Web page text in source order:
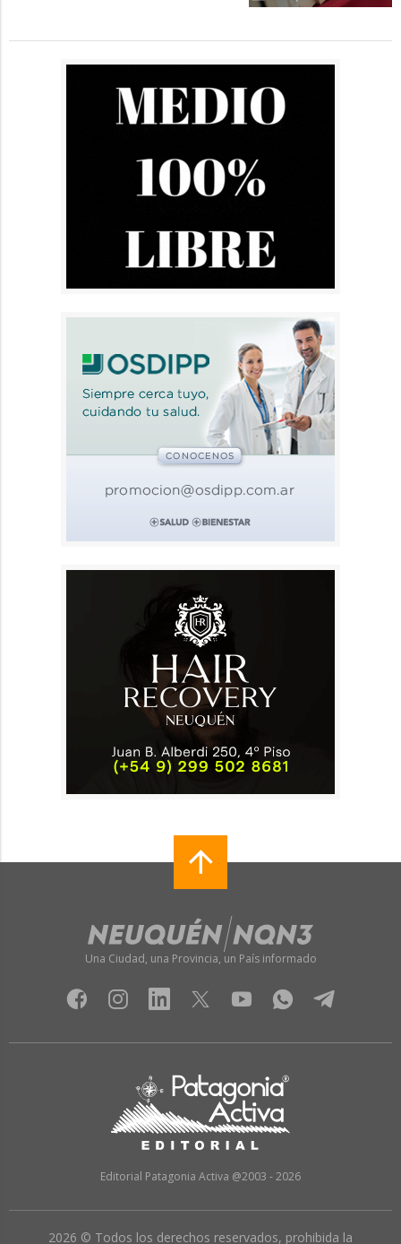
Una Ciudad, una Provincia, un País informado
Editorial Patagonia Activa @2003 - 2026
2026 © Todos los derechos reservados, prohibida la